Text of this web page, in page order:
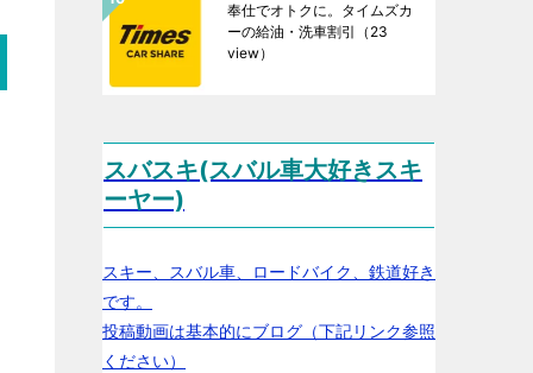
奉仕でオトクに。タイムズカ
ーの給油・洗車割引 （23
view）
スバスキ(スバル車大好きスキ
ーヤー)
スキー、スバル車、ロードバイク、鉄道好き
です。
投稿動画は基本的にブログ（下記リンク参照
ください）